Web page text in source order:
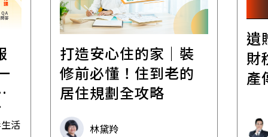
活
打造安心住的家｜裝
修前必懂！住到老的
居住規劃全攻略
林黛羚
遺
財
產